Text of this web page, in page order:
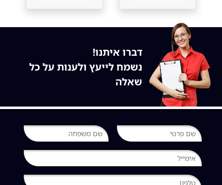
דברו איתנו!
נשמח לייעץ ולענות על כל
שאלה